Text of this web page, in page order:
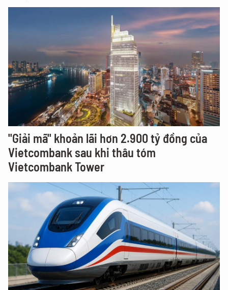
"Giải mã" khoản lãi hơn 2.900 tỷ đồng của
Vietcombank sau khi thâu tóm
Vietcombank Tower